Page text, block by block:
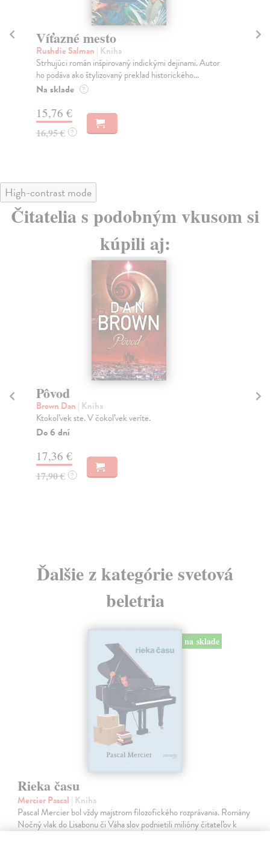
Víťazné mesto
Rushdie Salman | Kniha
Strhujúci román inšpirovaný indickými dejinami. Autor
ho podáva ako štylizovaný preklad historického...
Na sklade ?
15,76 €
16,95 € ?
High-contrast mode
Čitatelia s podobným vkusom si
kúpili aj:
Pôvod
Brown Dan | Kniha
Ktokoľvek ste. V čokoľvek veríte.
Do 6 dní
17,36 €
17,90 € ?
Ďalšie z kategórie svetová
beletria
na sklade
Rieka času
Mercier Pascal | Kniha
Pascal Mercier bol vždy majstrom filozofického rozprávania. Romány
Nočný vlak do Lisabonu či Váha slov podnietili milióny čitateľov k